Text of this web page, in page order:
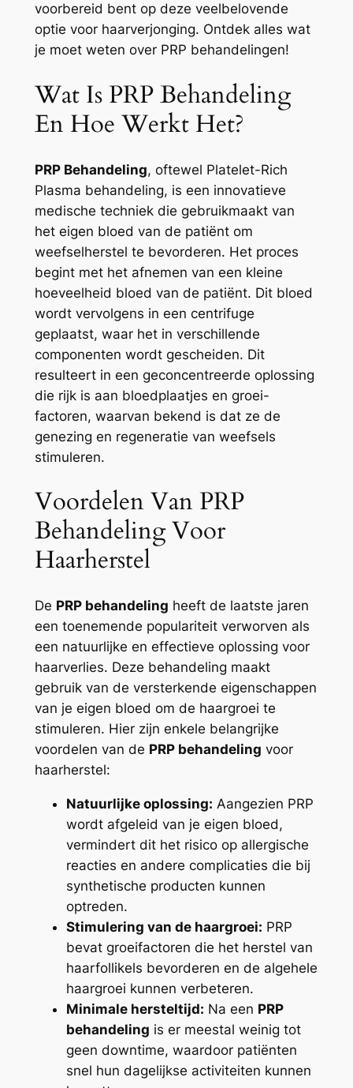
voorbereid bent op deze veelbelovende
optie voor haarverjonging. Ontdek alles wat
je moet weten over PRP behandelingen!
Wat Is PRP Behandeling
En Hoe Werkt Het?
PRP Behandeling, oftewel Platelet-Rich
Plasma behandeling, is een innovatieve
medische techniek die gebruikmaakt van
het eigen bloed van de patiënt om
weefselherstel te bevorderen. Het proces
begint met het afnemen van een kleine
hoeveelheid bloed van de patiënt. Dit bloed
wordt vervolgens in een centrifuge
geplaatst, waar het in verschillende
componenten wordt gescheiden. Dit
resulteert in een geconcentreerde oplossing
die rijk is aan bloedplaatjes en groei-
factoren, waarvan bekend is dat ze de
genezing en regeneratie van weefsels
stimuleren.
Voordelen Van PRP
Behandeling Voor
Haarherstel
De PRP behandeling heeft de laatste jaren
een toenemende populariteit verworven als
een natuurlijke en effectieve oplossing voor
haarverlies. Deze behandeling maakt
gebruik van de versterkende eigenschappen
van je eigen bloed om de haargroei te
stimuleren. Hier zijn enkele belangrijke
voordelen van de PRP behandeling voor
haarherstel:
Natuurlijke oplossing: Aangezien PRP
wordt afgeleid van je eigen bloed,
vermindert dit het risico op allergische
reacties en andere complicaties die bij
synthetische producten kunnen
optreden.
Stimulering van de haargroei: PRP
bevat groeifactoren die het herstel van
haarfollikels bevorderen en de algehele
haargroei kunnen verbeteren.
Minimale hersteltijd: Na een PRP
behandeling is er meestal weinig tot
geen downtime, waardoor patiënten
snel hun dagelijkse activiteiten kunnen